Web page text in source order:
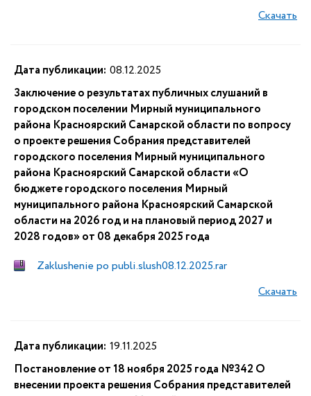
Скачать
Дата публикации: 08.12.2025
Заключение о результатах публичных слушаний в
городском поселении Мирный муниципального
района Красноярский Самарской области по вопросу
о проекте решения Собрания представителей
городского поселения Мирный муниципального
района Красноярский Самарской области «О
бюджете городского поселения Мирный
муниципального района Красноярский Самарской
области на 2026 год и на плановый период 2027 и
2028 годов» от 08 декабря 2025 года
Zaklushenie po publi.slush08.12.2025.rar
Скачать
Дата публикации: 19.11.2025
Постановление от 18 ноября 2025 года №342 О
внесении проекта решения Собрания представителей